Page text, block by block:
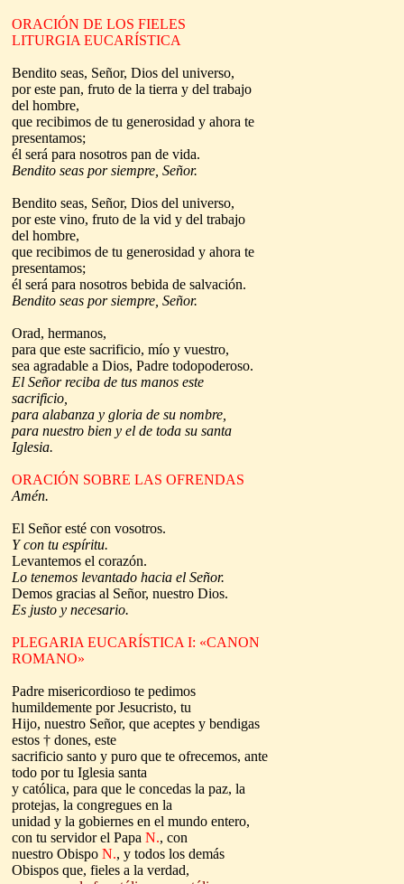
ORACIÓN DE LOS FIELES
LITURGIA EUCARÍSTICA
Bendito seas, Señor, Dios del universo,
por este pan, fruto de la tierra y del trabajo
del hombre,
que recibimos de tu generosidad y ahora te
presentamos;
él será para nosotros pan de vida.
Bendito seas por siempre, Señor.
Bendito seas, Señor, Dios del universo,
por este vino, fruto de la vid y del trabajo
del hombre,
que recibimos de tu generosidad y ahora te
presentamos;
él será para nosotros bebida de salvación.
Bendito seas por siempre, Señor.
Orad, hermanos,
para que este sacrificio, mío y vuestro,
sea agradable a Dios, Padre todopoderoso.
El Señor reciba de tus manos este
sacrificio,
para alabanza y gloria de su nombre,
para nuestro bien y el de toda su santa
Iglesia.
ORACIÓN SOBRE LAS OFRENDAS
Amén.
El Señor esté con vosotros.
Y con tu espíritu.
Levantemos el corazón.
Lo tenemos levantado hacia el Señor.
Demos gracias al Señor, nuestro Dios.
Es justo y necesario.
PLEGARIA EUCARÍSTICA I: «CANON
ROMANO»
Padre misericordioso te pedimos
humildemente por Jesucristo, tu
Hijo, nuestro Señor, que aceptes y bendigas
estos † dones, este
sacrificio santo y puro que te ofrecemos, ante
todo por tu Iglesia santa
y católica, para que le concedas la paz, la
protejas, la congregues en la
unidad y la gobiernes en el mundo entero,
con tu servidor el Papa N., con
nuestro Obispo N., y todos los demás
Obispos que, fieles a la verdad,